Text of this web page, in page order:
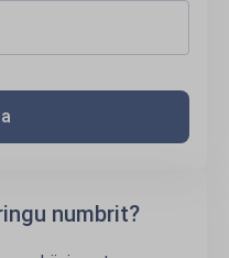
numbrit?